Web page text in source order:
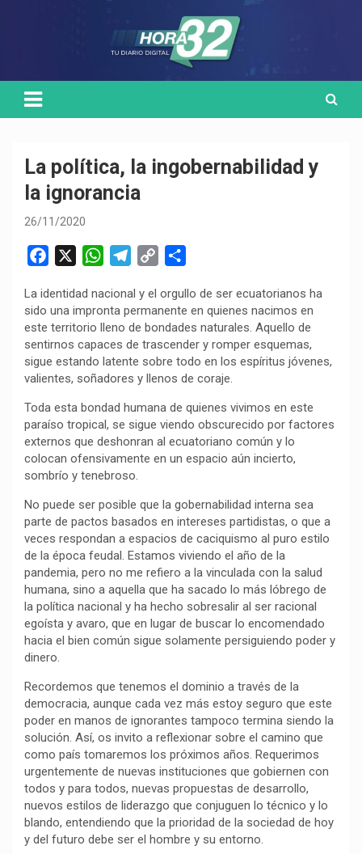
La política, la ingobernabilidad y
la ignorancia
26/11/2020
c
e
b
o
o
k
W
a
t
s
A
p
p
l
e
g
r
a
m
p
y
L
i
n
k
m
p
a
r
t
i
r
La identidad nacional y el orgullo de ser ecuatorianos ha
sido una impronta permanente en quienes nacimos en
este territorio lleno de bondades naturales. Aquello de
sentirnos capaces de trascender y romper esquemas,
sigue estando latente sobre todo en los espíritus jóvenes,
valientes, soñadores y llenos de coraje.
Toda esta bondad humana de quienes vivimos en este
paraíso tropical, se sigue viendo obscurecido por factores
externos que deshonran al ecuatoriano común y lo
colocan ofensivamente en un espacio aún incierto,
sombrío y tenebroso.
No puede ser posible que la gobernabilidad interna sea
parte de pactos basados en intereses partidistas, o que a
veces respondan a espacios de caciquismo al puro estilo
de la época feudal. Estamos viviendo el año de la
pandemia, pero no me refiero a la vinculada con la salud
humana, sino a aquella que ha sacado lo más lóbrego de
la política nacional y ha hecho sobresalir al ser racional
egoísta y avaro, que en lugar de buscar lo encomendado
hacia el bien común sigue solamente persiguiendo poder y
dinero.
Recordemos que tenemos el dominio a través de la
democracia, aunque cada vez más estoy seguro que este
poder en manos de ignorantes tampoco termina siendo la
solución. Así, os invito a reflexionar sobre el camino que
como país tomaremos los próximos años. Requerimos
urgentemente de nuevas instituciones que gobiernen con
todos y para todos, nuevas propuestas de desarrollo,
nuevos estilos de liderazgo que conjuguen lo técnico y lo
blando, entendiendo que la prioridad de la sociedad de hoy
y del futuro debe ser el hombre y su entorno.